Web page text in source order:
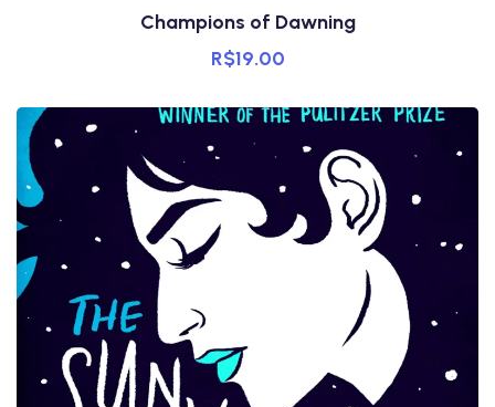
Champions of Dawning
R$19.00